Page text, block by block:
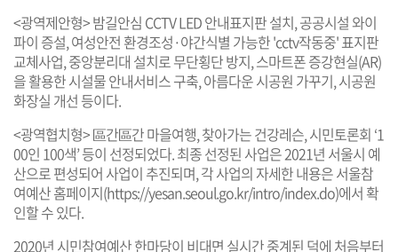
<광역제안형> 밤길안심 CCTV LED 안내표지판 설치, 공공시설 와이
파이 증설, 여성안전 환경조성·야간식별 가능한 'cctv작동중' 표지판
교체사업, 중앙분리대 설치로 무단횡단 방지, 스마트폰 증강현실(AR)
을 활용한 시설물 안내서비스 구축, 아름다운 시공원 가꾸기, 시공원
화장실 개선 등이다.
<광역협치형> 區간區간 마을여행, 찾아가는 건강레슨, 시민토론회 ‘1
00인 100색’ 등이 선정되었다. 최종 선정된 사업은 2021년 서울시 예
산으로 편성되어 사업이 추진되며, 각 사업의 자세한 내용은 서울참
여예산 홈페이지(https://yesan.seoul.go.kr/intro/index.do)에서 확
인할 수 있다.
2020년 시민참여예산 한마당이 비대면 실시간 중계된 덕에 처음부터